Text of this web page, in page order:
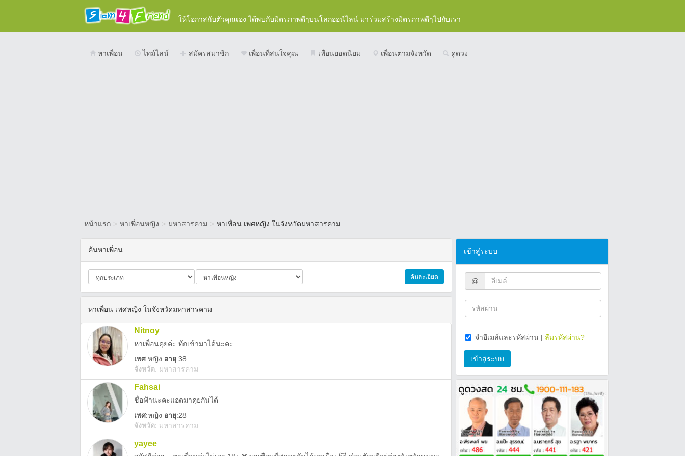
ให้โอกาสกับตัวคุณเอง ได้พบกับมิตรภาพดีๆบนโลกออน์ไลน์ มาร่วมสร้างมิตรภาพดีๆไปกับเรา
หาเพื่อน ไทม์ไลน์ สมัครสมาชิก เพื่อนที่สนใจคุณ เพื่อนยอดนิยม เพื่อนตามจังหวัด ดูดวง
หน้าแรก > หาเพื่อนหญิง > มหาสารคาม > หาเพื่อน เพศหญิง ในจังหวัดมหาสารคาม
ค้นหาเพื่อน
ค้นละเอียด
หาเพื่อน เพศหญิง ในจังหวัดมหาสารคาม
Nitnoy
หาเพื่อนคุยค่ะ ทักเข้ามาได้นะคะ
เพศ:หญิง อายุ:38
จังหวัด: มหาสารคาม
Fahsai
ชื่อฟ้านะคะแอดมาคุยกันได้
เพศ:หญิง อายุ:28
จังหวัด: มหาสารคาม
yayee
เข้าสู่ระบบ
@
จำอีเมล์และรหัสผ่าน | ลืมรหัสผ่าน?
เข้าสู่ระบบ